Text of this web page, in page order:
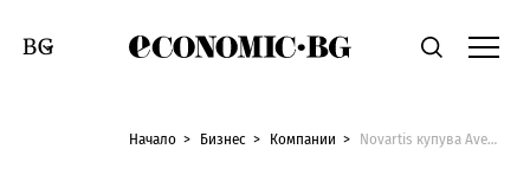
Economic.bgТърсене
Смяна на език
Начало Бизнес Компании Novartis купува AveXis за $8.7 млрд.